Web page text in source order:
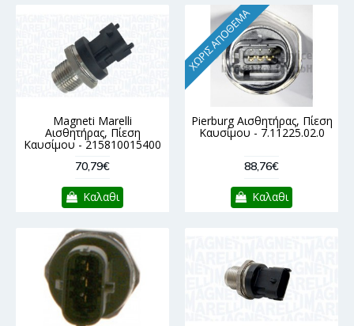
Magneti Marelli
Αισθητήρας, Πίεση
Καυσίμου - 215810015400
70,79€
Καλαθι
ΧΩΡΊΣ ΑΠΌΘΕΜΑ
Pierburg Αισθητήρας, Πίεση
Καυσίμου - 7.11225.02.0
88,76€
Καλαθι